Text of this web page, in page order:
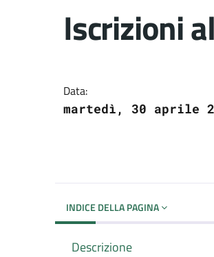
Iscrizioni
Data:
martedì, 30 aprile
INDICE DELLA PAGINA
Descrizione